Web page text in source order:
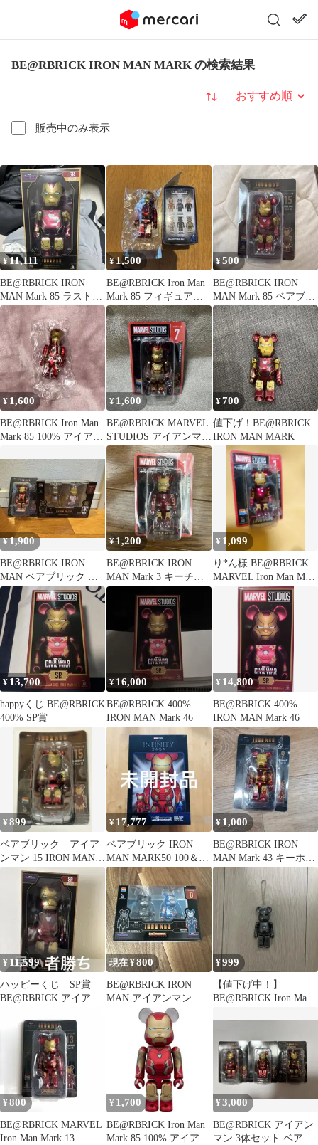
BE@RBRICK IRON MAN MARK の検索結果
販売中のみ表示
並び替え
¥11,111
BE@RBRICK IRON
MAN Mark 85 ラストワ
ン
¥1,500
BE@RBRICK Iron Man
Mark 85 フィギュア
アイアンマン
¥500
BE@RBRICK IRON
MAN Mark 85 ベアブリ
ック賞
¥ 1,600
BE@RBRICK Iron Man
Mark 85 100% アイアン
¥ 1,600
BE@RBRICK MARVEL
STUDIOS アイアンマン
マーク42 7番
¥700
値下げ！BE@RBRICK
IRON MAN MARK
¥1,900
BE@RBRICK IRON
MAN ベアブリック ア
イアンマン 2種セット
¥1,200
BE@RBRICK IRON
MAN Mark 3 キーチェ
ーン
¥ 1,099
り*ん様 BE@RBRICK
MARVEL Iron Man Mark
¥ 13,700
happyくじ BE@RBRICK
400% SP賞
¥ 16,000
BE@RBRICK 400%
IRON MAN Mark 46
¥ 14,800
BE@RBRICK 400%
IRON MAN Mark 46
¥899
ベアブリック アイア
ンマン 15 IRON MAN
Mark85 ハッピーくじ
¥ 17,777
ベアブリック IRON
MAN MARK50 100＆
400% 【未開封】
¥ 1,000
BE@RBRICK IRON
MAN Mark 43 キーホル
ダー
¥ 11,599
ハッピーくじ SP賞
BE@RBRICK アイアン
現在 ¥800
BE@RBRICK IRON
MAN アイアンマン ペ
アボックス賞 D
¥999
【値下げ中！】
BE@RBRICK Iron Man
¥800
BE@RBRICK MARVEL
Iron Man Mark 13
¥ 1,700
BE@RBRICK Iron Man
Mark 85 100% アイアン
¥3,000
BE@RBRICK アイアン
マン 3体セット ベアブ